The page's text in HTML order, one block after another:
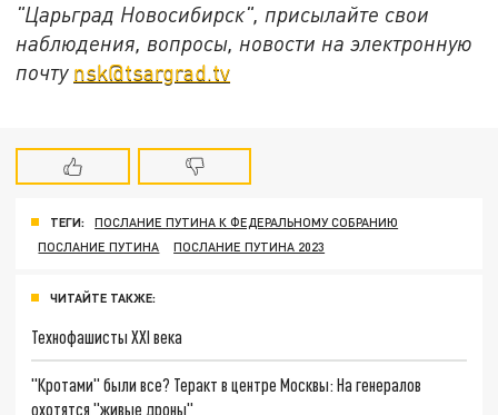
"Царьград Новосибирск", присылайте свои
наблюдения, вопросы, новости на электронную
почту nsk@tsargrad.tv
ТЕГИ:
ПОСЛАНИЕ ПУТИНА К ФЕДЕРАЛЬНОМУ СОБРАНИЮ
ПОСЛАНИЕ ПУТИНА
ПОСЛАНИЕ ПУТИНА 2023
ЧИТАЙТЕ ТАКЖЕ:
Технофашисты XXI века
"Кротами" были все? Теракт в центре Москвы: На генералов
охотятся "живые дроны"